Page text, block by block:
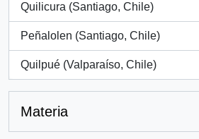
Quilicura (Santiago, Chile)
, 1 resultados
Peñalolen (Santiago, Chile)
, 1 resultados
Quilpué (Valparaíso, Chile)
, 1 resultados
Materia